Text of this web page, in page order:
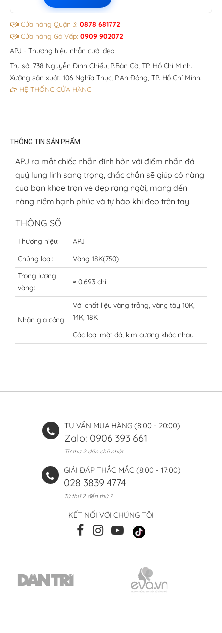
Cửa hàng Quận 3: 0878 681772
Cửa hàng Gò Vấp: 0909 902072
APJ - Thương hiệu nhẫn cưới đẹp
Trụ sở: 738 Nguyễn Đình Chiểu, P.Bàn Cờ, TP. Hồ Chí Minh.
Xưởng sản xuất: 106 Nghĩa Thục, P.An Đông, TP. Hồ Chí Minh.
HỆ THỐNG CỬA HÀNG
THÔNG TIN SẢN PHẨM
APJ ra mắt chiếc nhẫn đính hôn với điểm nhấn đá
quý lung linh sang trọng, chắc chắn sẽ giúp cô nàng
của bạn khoe trọn vẻ đẹp rạng ngời, mang đến
nàng niềm hạnh phúc và tự hào khi đeo trên tay.
THÔNG SỐ
Thương hiệu:
APJ
Chủng loại:
Vàng 18K(750)
Trọng lượng
vàng:
≈ 0.693 chỉ
Nhận gia công
Với chất liệu vàng trắng, vàng tây 10K,
14K, 18K
Các loại mặt đá, kim cương khác nhau
TƯ VẤN MUA HÀNG (8:00 - 20:00)
Zalo: 0906 393 661
Từ thứ 2 đến chủ nhật
GIẢI ĐÁP THẮC MẮC (8:00 - 17:00)
028 3839 4774
Từ thứ 2 đến thứ 7
KẾT NỐI VỚI CHÚNG TÔI